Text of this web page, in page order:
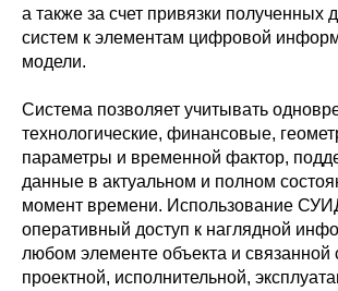
а также за счет привязки полученных
систем к элементам цифровой
модели.
Система позволяет учитывать
технологические, финансовые,
параметры и временной фактор,
данные в актуальном и полном
момент времени. Использование
оперативный доступ к наглядной
любом элементе объекта и связанной
проектной, исполнительной,